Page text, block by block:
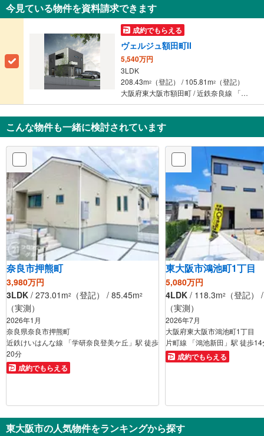
今見ている物件を資料請求できます
成約でもらえる
ヴェルジュ額田町II
5,540万円
3LDK
208.43m2 （登記） / 105.81m2
（登記）
大阪府東大阪市額田町 / 近鉄奈良線 「額田」駅 徒歩6分
こんな物件も一緒に検討されています
奈良市押熊町
3,980万円
3LDK / 273.01m2 （登記） / 85.45m2
（実測）
2026年1月
奈良県奈良市押熊町
近鉄けいはんな線 「学研奈良登美ケ丘」駅 徒歩
20分
成約でもらえる
東大阪市鴻池町1丁目
5,080万円
4LDK / 118.3m2
（登記
（実測）
2026年7月
大阪府東大阪市鴻池町1丁目
片町線 「鴻池新田」駅 徒歩14
成約でもらえる
東大阪市の人気物件をランキングから探す